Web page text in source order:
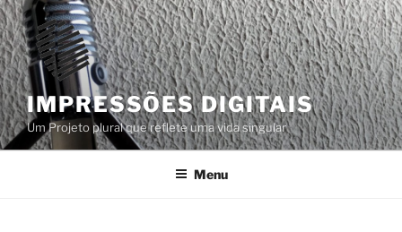
Skip
to
content
IMPRESSÕES DIGITAIS
Um Projeto plural que reflete uma vida singular
Menu